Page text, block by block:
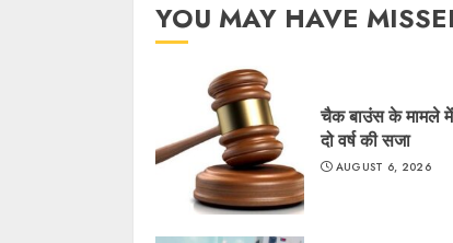
YOU MAY HAVE
चैक बाउंस के मामले
दो वर्ष की सजा
AUGUST 6, 2026